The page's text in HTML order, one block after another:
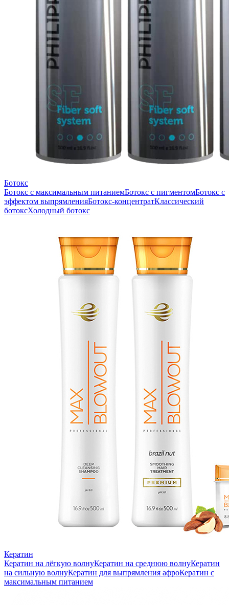
Ботокс
Ботокс с максимальным питаниемБотокс с пигментомБотокс с
эффектом выпрямленияБотокс-концентратКлассический
ботоксХолодный ботокс
Кератин
Кератин на лёгкую волнуКератин на среднюю волнуКератин
на сильную волнуКератин для выпрямления афроКератин с
максимальным питанием